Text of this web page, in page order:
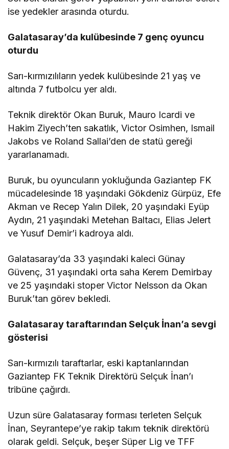
ise yedekler arasında oturdu.
Galatasaray’da kulübesinde 7 genç oyuncu
oturdu
Sarı-kırmızılıların yedek kulübesinde 21 yaş ve
altında 7 futbolcu yer aldı.
Teknik direktör Okan Buruk, Mauro Icardi ve
Hakim Ziyech’ten sakatlık, Victor Osimhen, Ismail
Jakobs ve Roland Sallai’den de statü gereği
yararlanamadı.
Buruk, bu oyuncuların yokluğunda Gaziantep FK
mücadelesinde 18 yaşındaki Gökdeniz Gürpüz, Efe
Akman ve Recep Yalın Dilek, 20 yaşındaki Eyüp
Aydın, 21 yaşındaki Metehan Baltacı, Elias Jelert
ve Yusuf Demir’i kadroya aldı.
Galatasaray’da 33 yaşındaki kaleci Günay
Güvenç, 31 yaşındaki orta saha Kerem Demirbay
ve 25 yaşındaki stoper Victor Nelsson da Okan
Buruk’tan görev bekledi.
Galatasaray taraftarından Selçuk İnan’a sevgi
gösterisi
Sarı-kırmızılı taraftarlar, eski kaptanlarından
Gaziantep FK Teknik Direktörü Selçuk İnan’ı
tribüne çağırdı.
Uzun süre Galatasaray forması terleten Selçuk
İnan, Seyrantepe’ye rakip takım teknik direktörü
olarak geldi. Selçuk, beşer Süper Lig ve TFF